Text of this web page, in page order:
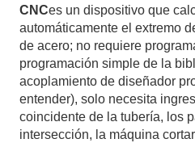
CNCes un dispositivo que
automáticamente el extremo
de acero; no requiere
programación simple de la
acoplamiento de diseñador
entender), solo necesita
coincidente de la tubería, los
intersección, la máquina